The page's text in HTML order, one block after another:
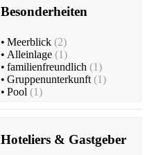
Besonderheiten
• Meerblick (2)
• Alleinlage (1)
• familienfreundlich (1)
• Gruppenunterkunft (1)
• Pool (1)
Hoteliers & Gastgeber